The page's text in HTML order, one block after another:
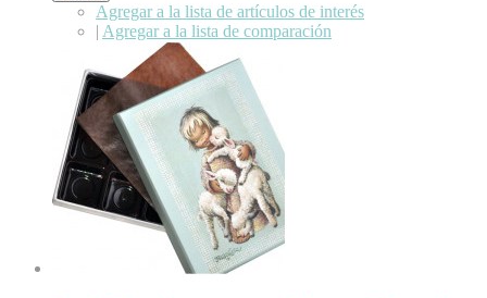
Agregar a la lista de artículos de interés
| Agregar a la lista de comparación